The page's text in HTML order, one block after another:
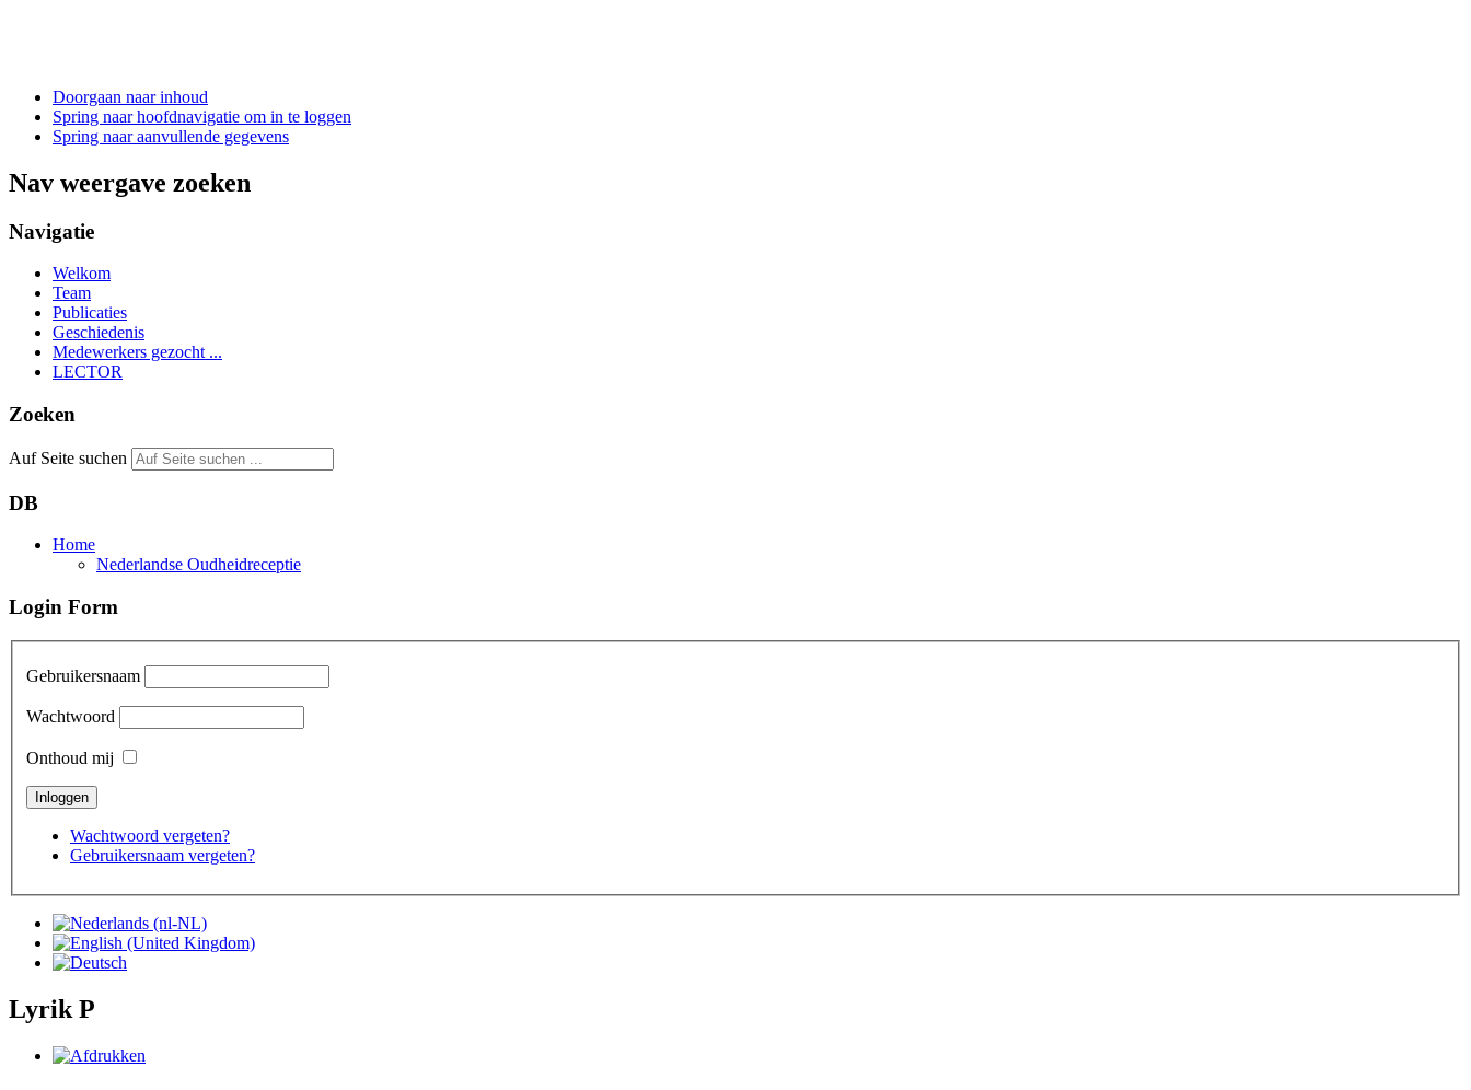
Doorgaan naar inhoud
Spring naar hoofdnavigatie om in te loggen
Spring naar aanvullende gegevens
Nav weergave zoeken
Navigatie
Welkom
Team
Publicaties
Geschiedenis
Medewerkers gezocht ...
LECTOR
Zoeken
Auf Seite suchen
DB
Home
Nederlandse Oudheidreceptie
Login Form
Gebruikersnaam
Wachtwoord
Onthoud mij
Wachtwoord vergeten?
Gebruikersnaam vergeten?
Lyrik P